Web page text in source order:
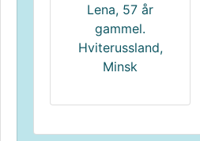
Lena, 57 år
gammel.
Hviterussland,
Minsk